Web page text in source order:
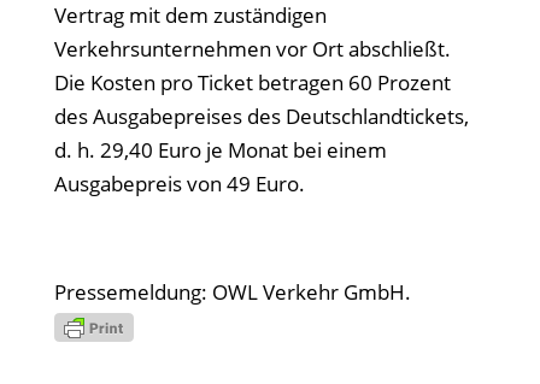
Vertrag mit dem zuständigen
Verkehrsunternehmen vor Ort abschließt.
Die Kosten pro Ticket betragen 60 Prozent
des Ausgabepreises des Deutschlandtickets,
d. h. 29,40 Euro je Monat bei einem
Ausgabepreis von 49 Euro.
Pressemeldung: OWL Verkehr GmbH.